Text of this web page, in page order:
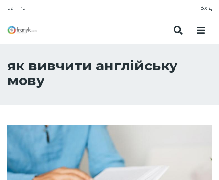
ua | ru Вхід
як вивчити англійську
мову